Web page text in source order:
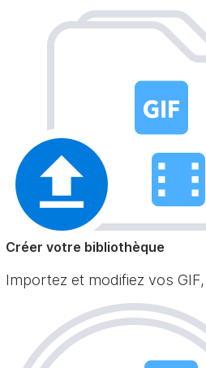
Créer votre bibliothèque
Importez et modifiez vos